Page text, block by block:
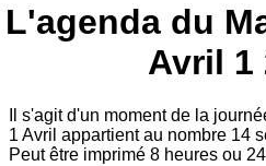
L'agenda du
Avril 1
Il s'agit d'un moment de la
1 Avril appartient au nombre 14
Peut être imprimé 8 heures ou